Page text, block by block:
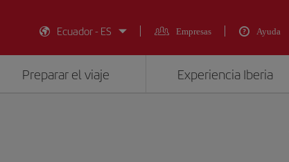
Ecuador - ES
Empresas Ayuda
Preparar el viaje Experiencia Iberia